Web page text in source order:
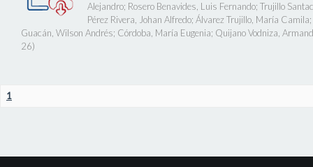
Alejandro; Rosero Benavides, Luis Fernando; Trujillo
Pérez Rivera, Johan Alfredo; Álvarez Trujillo, María Camila;
Guacán, Wilson Andrés; Córdoba, María Eugenia; Quijano Vodniza,
26)
1